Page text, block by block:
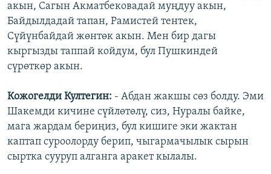
акын, Сагын Акматбековадай муңдуу акын,
Байдылдадай тапан, Рамистей тентек,
Сүйүнбайдай жөнтөк акын. Мен бир дагы
кыргызды таппай койдум, бул Пушкиндей
сүрөткөр акын.
Кожогелди Култегин: - Абдан жакшы сөз болду. Эми
Шакемди кичине сүйлөтөлү, сиз, Нуралы байке,
мага жардам бериңиз, бул кишиге эки жактан
каптап суроолорду берип, чыгармачылык сырын
сыртка сууруп алганга аракет кылалы.